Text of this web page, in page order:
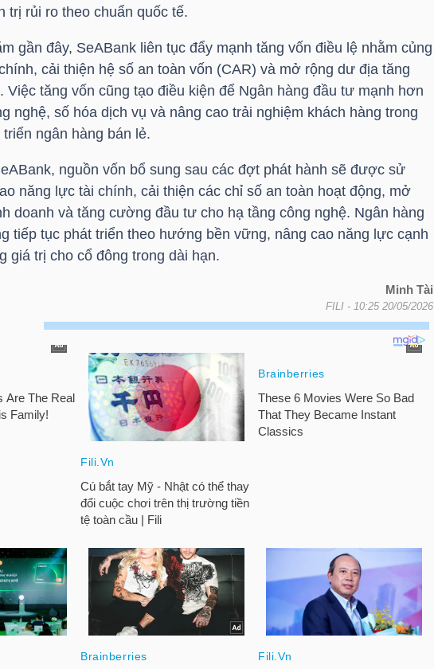
trị rủi ro theo chuẩn quốc tế.
gần đây, SeABank liên tục đẩy mạnh tăng vốn điều lệ nhằm củng
cải thiện hệ số an toàn vốn (CAR) và mở rộng dư địa tăng
Việc tăng vốn cũng tạo điều kiện để Ngân hàng đầu tư mạnh hơn
nghệ, số hóa dịch vụ và nâng cao trải nghiệm khách hàng trong
ngân hàng bán lẻ.
nguồn vốn bổ sung sau các đợt phát hành sẽ được sử
năng lực tài chính, cải thiện các chỉ số an toàn hoạt động, mở
doanh và tăng cường đầu tư cho hạ tầng công nghệ. Ngân hàng
tiếp tục phát triển theo hướng bền vững, nâng cao năng lực cạnh
giá trị cho cổ đông trong dài hạn.
Minh Tài
FILI - 10:25 20/05/2026